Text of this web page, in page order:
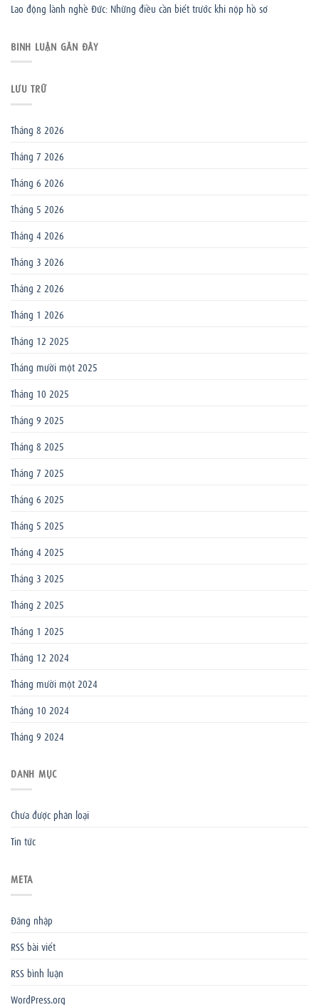
Lao động lành nghề Đức: Những điều cần biết trước khi nộp hồ sơ
BÌNH LUẬN GẦN ĐÂY
LƯU TRỮ
Tháng 8 2026
Tháng 7 2026
Tháng 6 2026
Tháng 5 2026
Tháng 4 2026
Tháng 3 2026
Tháng 2 2026
Tháng 1 2026
Tháng 12 2025
Tháng mười một 2025
Tháng 10 2025
Tháng 9 2025
Tháng 8 2025
Tháng 7 2025
Tháng 6 2025
Tháng 5 2025
Tháng 4 2025
Tháng 3 2025
Tháng 2 2025
Tháng 1 2025
Tháng 12 2024
Tháng mười một 2024
Tháng 10 2024
Tháng 9 2024
DANH MỤC
Chưa được phân loại
Tin tức
META
Đăng nhập
RSS bài viết
RSS bình luận
WordPress.org